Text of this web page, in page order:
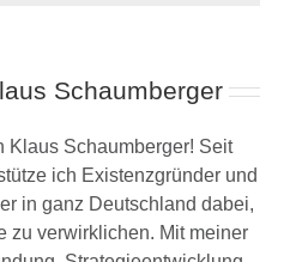
Schaumberger
Klaus Schaumberger! Seit
ich Existenzgründer und
in ganz Deutschland dabei,
zu verwirklichen. Mit meiner